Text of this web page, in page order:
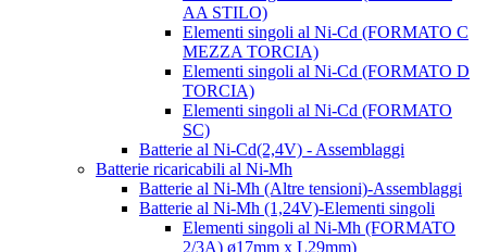
AA STILO)
Elementi singoli al Ni-Cd (FORMATO C
MEZZA TORCIA)
Elementi singoli al Ni-Cd (FORMATO D
TORCIA)
Elementi singoli al Ni-Cd (FORMATO
SC)
Batterie al Ni-Cd(2,4V) - Assemblaggi
Batterie ricaricabili al Ni-Mh
Batterie al Ni-Mh (Altre tensioni)-Assemblaggi
Batterie al Ni-Mh (1,24V)-Elementi singoli
Elementi singoli al Ni-Mh (FORMATO
2/3A) ø17mm x L29mm)